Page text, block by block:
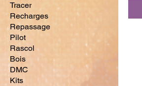
Tracer
Recharges
Repassage
Pilot
Rascol
Bois
DMC
Kits